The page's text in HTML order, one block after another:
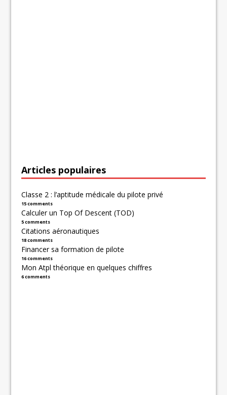
Articles populaires
Classe 2 : l’aptitude médicale du pilote privé
15 comments
Calculer un Top Of Descent (TOD)
5 comments
Citations aéronautiques
18 comments
Financer sa formation de pilote
16 comments
Mon Atpl théorique en quelques chiffres
6 comments